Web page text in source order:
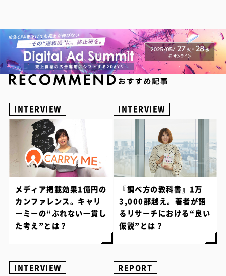
INTERVIEW
メディア掲載効果1億円の
カンファレンス。キャリ
ーミーの“ぶれない一貫し
た考え”とは？
INTERVIEW
『調べ方の教科書』1万
3,000部越え。著者が語
るリサーチにおける“良い
仮説”とは？
INTERVIEW REPORT